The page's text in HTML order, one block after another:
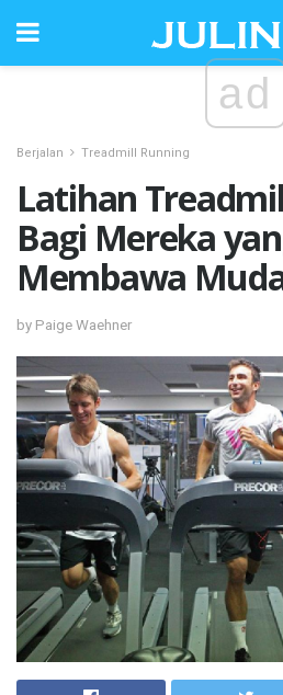
ad
Berjalan Treadmill Running
Latihan
Bagi Mereka
Membawa
by Paige Waehner